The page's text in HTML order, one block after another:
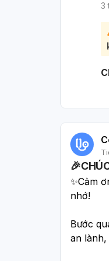
3
✨Cảm
nhớ!
Bước
an